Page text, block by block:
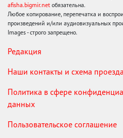
afisha.bigmir.net обязательна.
Любое копирование, перепечатка и
произведений и/или аудиовизуальных
Images - строго запрещено.
Редакция
Наши контакты и схема проезда
Политика в сфере
данных
Пользовательское соглашение